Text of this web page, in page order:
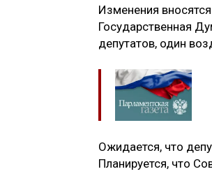
Изменения
Государственная
депутатов, один
Ожидается, что
Планируется, что